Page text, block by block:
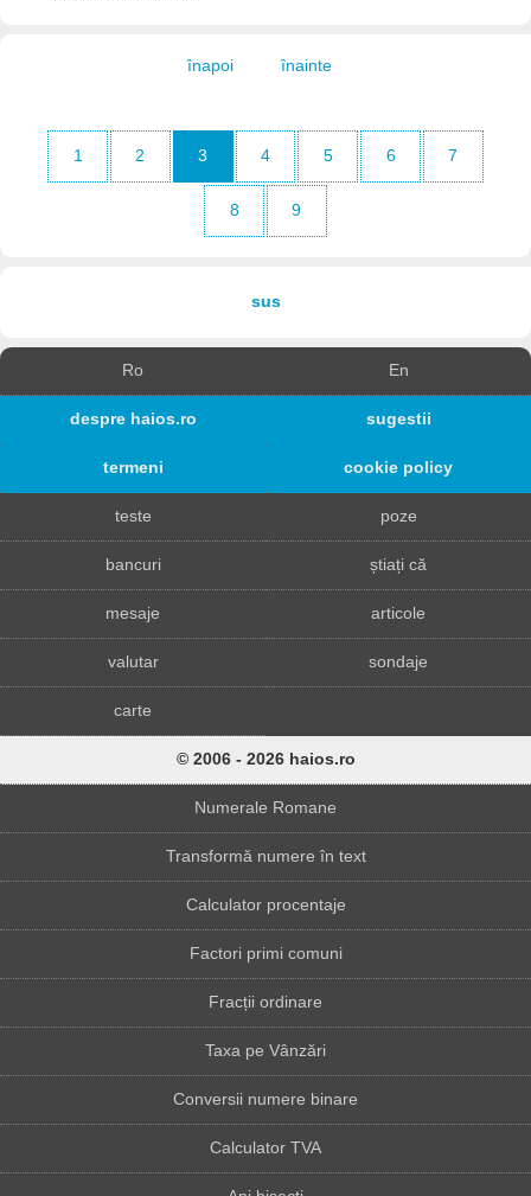
înapoi înainte
1 2 3 4 5 6 7
8 9
sus
Ro En
despre haios.ro sugestii
termeni cookie policy
teste poze
bancuri știați că
mesaje articole
valutar sondaje
carte
© 2006 - 2026 haios.ro
Numerale Romane
Transformă numere în text
Calculator procentaje
Factori primi comuni
Fracții ordinare
Taxa pe Vânzări
Conversii numere binare
Calculator TVA